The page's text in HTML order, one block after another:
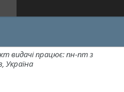
видачі працює: пн-пт з
Україна